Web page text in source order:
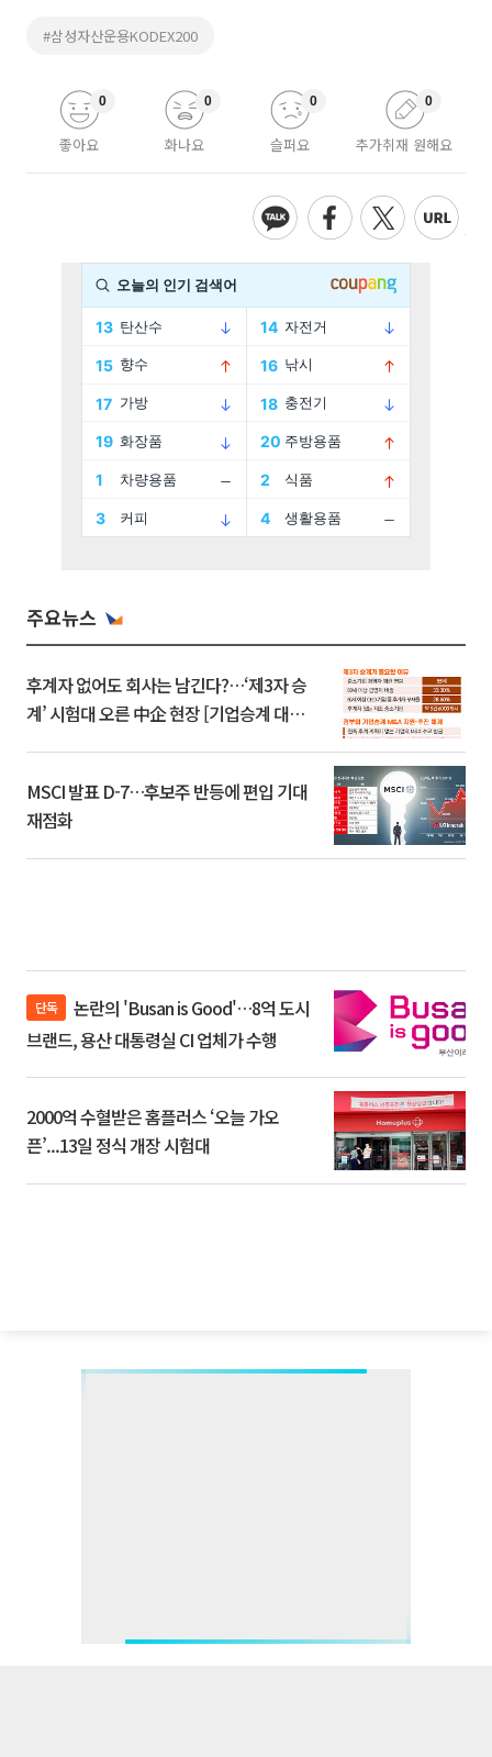
#삼성자산운용KODEX200
좋아요
0
화나요
0
슬퍼요
0
추가취재 원해요
0
주요뉴스
후계자 없어도 회사는 남긴다?…‘제3자 승
계’ 시험대 오른 中企 현장 [기업승계 대전
MSCI 발표 D-7…후보주 반등에 편입 기대
재점화
단독
브랜드, 용산 대통령실 CI 업체가 수행
2000억 수혈받은 홈플러스 ‘오늘 가오
픈’...13일 정식 개장 시험대